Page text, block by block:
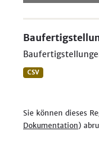
CSV
Sie können dieses
Dokumentation)